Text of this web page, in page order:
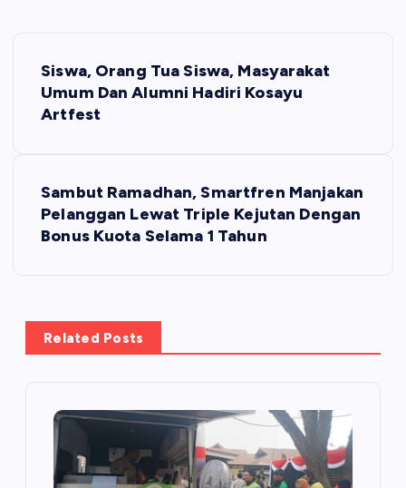
s
Siswa, Orang Tua Siswa, Masyarakat
Umum Dan Alumni Hadiri Kosayu
Artfest
Sambut Ramadhan, Smartfren Manjakan
Pelanggan Lewat Triple Kejutan Dengan
Bonus Kuota Selama 1 Tahun
Related Posts